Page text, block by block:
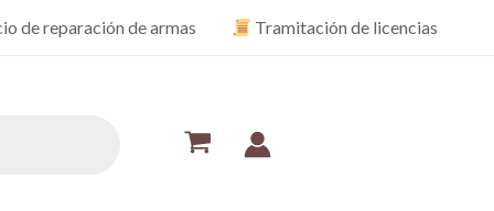
de reparación de armas Tramitación de licencias